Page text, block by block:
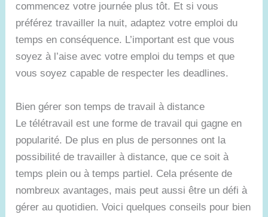
commencez votre journée plus tôt. Et si vous
préférez travailler la nuit, adaptez votre emploi du
temps en conséquence. L’important est que vous
soyez à l’aise avec votre emploi du temps et que
vous soyez capable de respecter les deadlines.
Bien gérer son temps de travail à distance
Le télétravail est une forme de travail qui gagne en
popularité. De plus en plus de personnes ont la
possibilité de travailler à distance, que ce soit à
temps plein ou à temps partiel. Cela présente de
nombreux avantages, mais peut aussi être un défi à
gérer au quotidien. Voici quelques conseils pour bien